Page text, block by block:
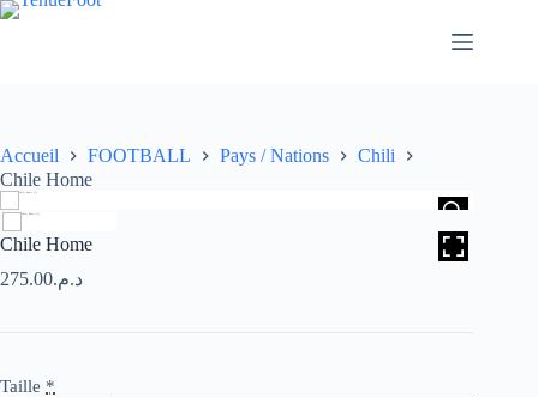
Passer
Accueil FOOTBALL Pays / Nations
Chili
Chile Home
Chile Home
د.م.275.00
Taille *